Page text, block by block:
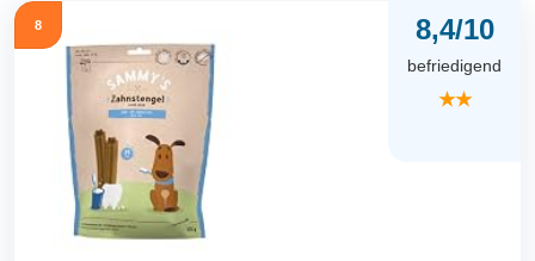
8 8,4/10
befriedigend
★★